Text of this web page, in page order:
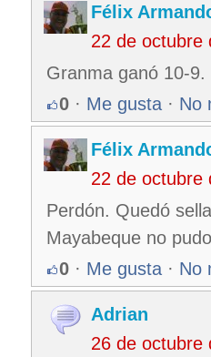
Félix
22 de octubre
Granma ganó 10-9.
0 · Me gusta · No
Félix
22 de octubre
Perdón. Quedó
Mayabeque no
0 · Me gusta · No
Adrian
26 de octubre